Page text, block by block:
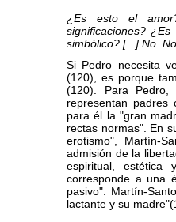
¿Es esto el
significaciones?
simbólico? [...] No.
Si Pedro necesita
(120), es porque
(120). Para
representan padres
para él la "gran
rectas normas". En
erotismo", Martín-
admisión de la
espiritual,
corresponde a una
pasivo". Martín-
lactante y su